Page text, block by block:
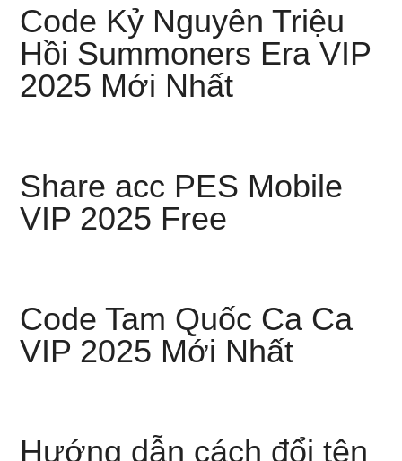
Code Kỷ Nguyên Triệu
Hồi Summoners Era VIP
2025 Mới Nhất
Share acc PES Mobile
VIP 2025 Free
Code Tam Quốc Ca Ca
VIP 2025 Mới Nhất
Hướng dẫn cách đổi tên